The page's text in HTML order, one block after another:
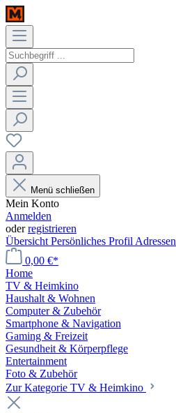
Menü schließen
Mein Konto
Anmelden
oderregistrieren
Übersicht Persönliches Profil Adressen
0,00 €*
Home
TV & Heimkino
Haushalt & Wohnen
Computer & Zubehör
Smartphone & Navigation
Gaming & Freizeit
Gesundheit & Körperpflege
Entertainment
Foto & Zubehör
Zur Kategorie TV & Heimkino